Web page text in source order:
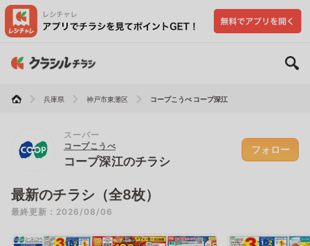
兵庫県 神戸市東灘区 コープこうべ コープ深江
スーパー
コープこうべ
コープ深江のチラシ
フォロー
最新のチラシ（全8枚）
最終更新：2026/08/06